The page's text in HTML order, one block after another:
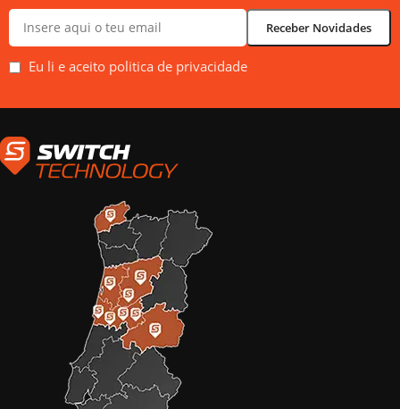
Eu li e aceito politica de privacidade